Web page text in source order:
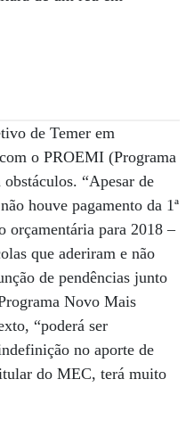
de Temer em
o PROEMI (Programa
“Apesar de
houve pagamento da 1ª
para 2018 –
que aderiram e não
de pendências junto
Novo Mais
“poderá ser
no aporte de
do MEC, terá muito